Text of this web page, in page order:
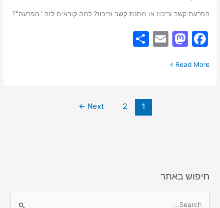
הפרעת קשב וריכוז או מתנת קשב וריכוז? למה קוראים לזה "הפרעה"?
F
c
M
st
E
Read More »
1
2
Next
←
חיפוש באתר